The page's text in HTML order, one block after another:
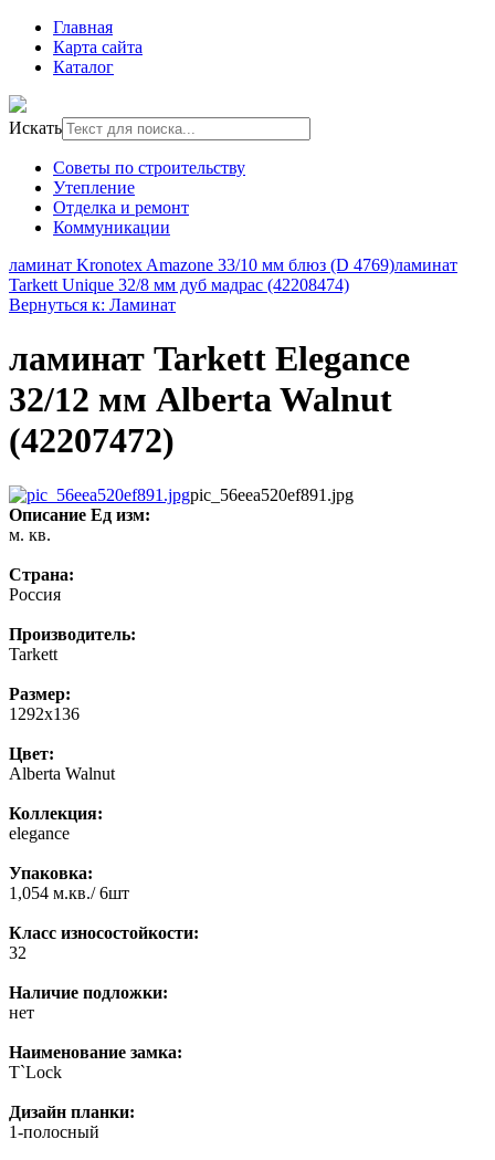
Главная
Карта сайта
Каталог
Искать
Советы по строительству
Утепление
Отделка и ремонт
Коммуникации
ламинат Kronotex Amazone 33/10 мм блюз (D 4769)ламинат
Tarkett Unique 32/8 мм дуб мадрас (42208474)
Вернуться к: Ламинат
ламинат Tarkett Elegance
32/12 мм Alberta Walnut
(42207472)
pic_56eea520ef891.jpg
Описание Ед изм:
м. кв.
Страна:
Россия
Производитель:
Tarkett
Размер:
1292x136
Цвет:
Alberta Walnut
Коллекция:
elegance
Упаковка:
1,054 м.кв./ 6шт
Класс износостойкости:
32
Наличие подложки:
нет
Наименование замка:
T`Lock
Дизайн планки:
1-полосный